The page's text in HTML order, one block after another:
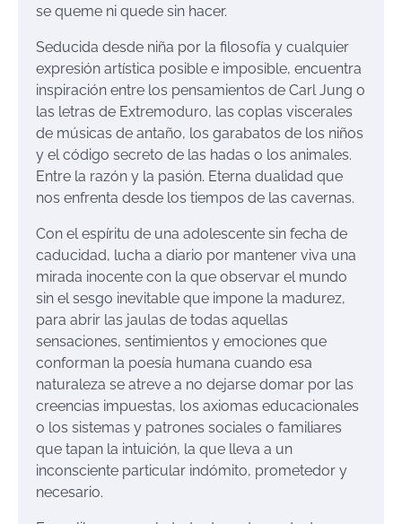
se queme ni quede sin hacer.
Seducida desde niña por la filosofía y cualquier
expresión artística posible e imposible, encuentra
inspiración entre los pensamientos de Carl Jung o
las letras de Extremoduro, las coplas viscerales
de músicas de antaño, los garabatos de los niños
y el código secreto de las hadas o los animales.
Entre la razón y la pasión. Eterna dualidad que
nos enfrenta desde los tiempos de las cavernas.
Con el espíritu de una adolescente sin fecha de
caducidad, lucha a diario por mantener viva una
mirada inocente con la que observar el mundo
sin el sesgo inevitable que impone la madurez,
para abrir las jaulas de todas aquellas
sensaciones, sentimientos y emociones que
conforman la poesía humana cuando esa
naturaleza se atreve a no dejarse domar por las
creencias impuestas, los axiomas educacionales
o los sistemas y patrones sociales o familiares
que tapan la intuición, la que lleva a un
inconsciente particular indómito, prometedor y
necesario.